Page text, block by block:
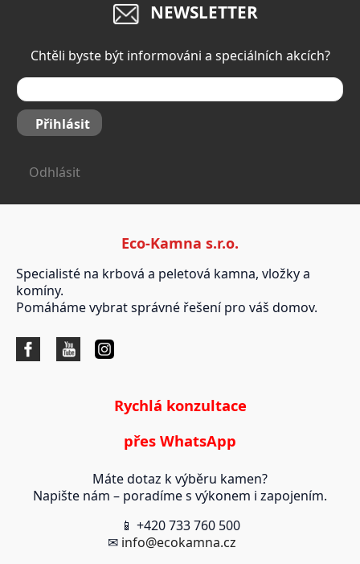
NEWSLETTER
Chtěli byste být informováni a speciálních akcích?
Přihlásit
Odhlásit
Eco-Kamna s.r.o.
Specialisté na krbová a peletová kamna, vložky a
komíny.
Pomáháme vybrat správné řešení pro váš domov.
Rychlá konzultace
přes WhatsApp
Máte dotaz k výběru kamen?
Napište nám – poradíme s výkonem i zapojením.
📱 +420 733 760 500
✉ info@ecokamna.cz